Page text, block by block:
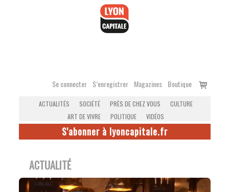
Se connecter S’enregistrer Magazines Boutique
Voir
ACTUALITÉS SOCIÉTÉ PRÈS DE CHEZ VOUS
CULTURE
ART DE VIVRE
POLITIQUE VIDÉOS
S'abonner à lyoncapitale.fr
ACTUALITÉ